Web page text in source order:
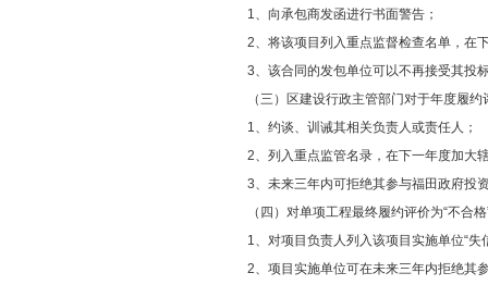
1、向承包商发函进行书面警告；
2、将该项目列入重点监督检查名单，在
3、该合同的发包单位可以不再接受其投标
（三）区建设行政主管部门对于年度履约
1、约谈、训诫其相关负责人或责任人；
2、列入重点监管名录，在下一年度加大辖
3、未来三年内可拒绝其参与福田政府投
（四）对单项工程最终履约评价为“不合格
1、对项目负责人列入该项目实施单位“失
2、项目实施单位可在未来三年内拒绝其